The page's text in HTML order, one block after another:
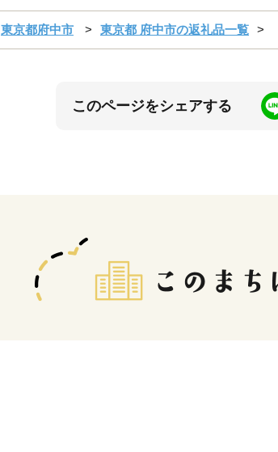
東京都府中市 東京都 府中市の返礼品一覧
このページをシェアする